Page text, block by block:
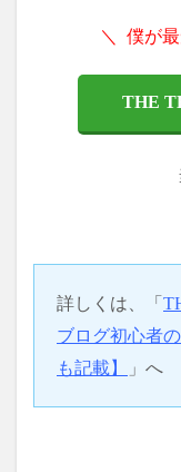
＼ 僕が
THE
詳しくは、「
ブログ初心者
も記載】
」 へ